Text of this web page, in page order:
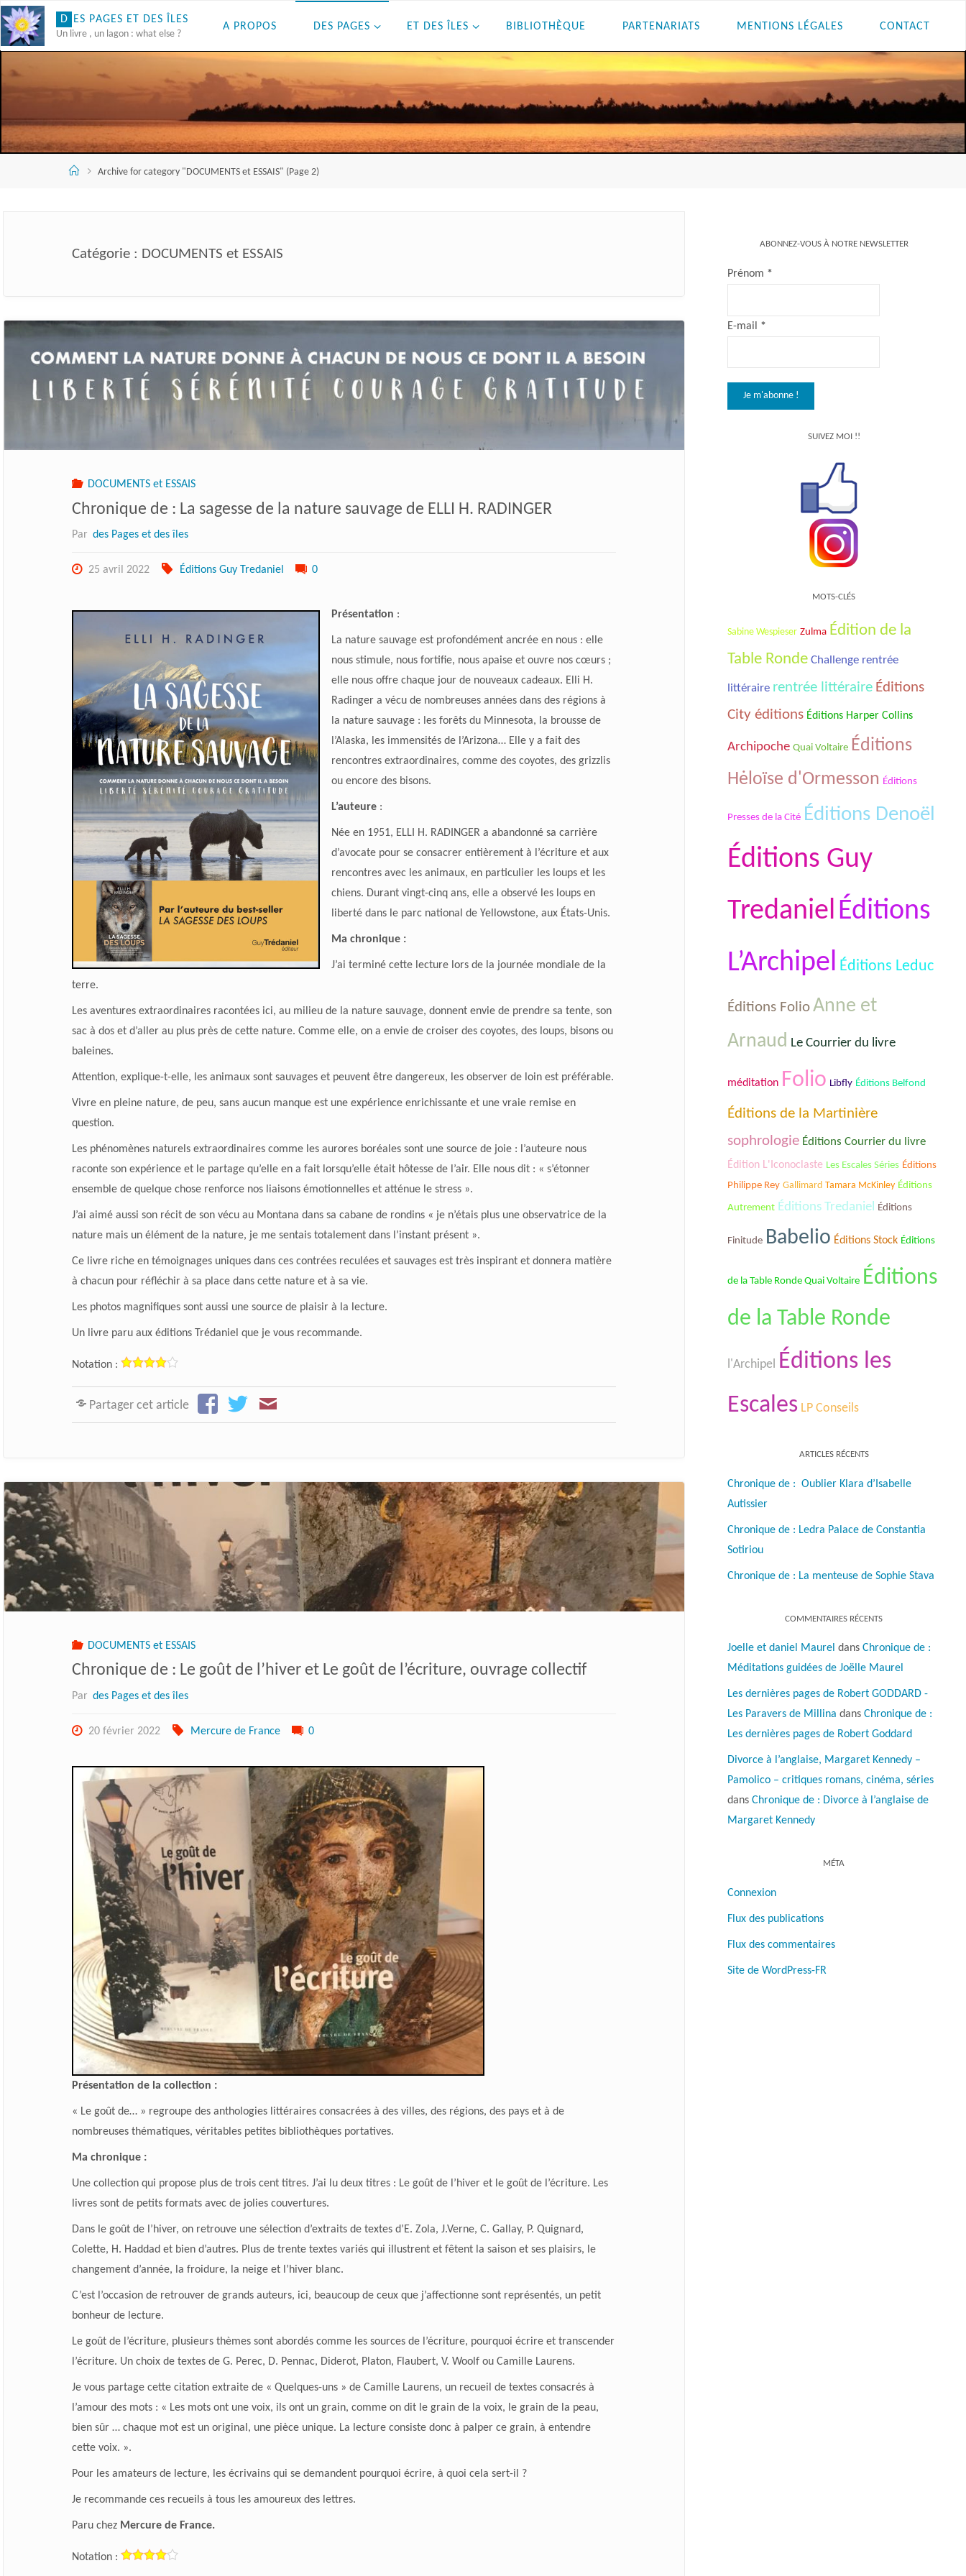
Skip
to
content
D ES PAGES ET DES LES
Un livre , un lagon : what else ?
A PROPOS DES PAGES ET DES ÎLES BIBLIOTHÈQUE PARTENARIATS MENTIONS LÉGALES CONTACT
AccueilArchive for category "DOCUMENTS et ESSAIS" (Page 2)
Catégorie : DOCUMENTS et ESSAIS
DOCUMENTS et ESSAIS
Chronique de : La sagesse de la nature sauvage de ELLI H. RADINGER
Par des Pages et des îles
25 avril 2022 Éditions Guy Tredaniel 0
Présentation :
La nature sauvage est profondément ancrée en nous : elle
nous stimule, nous fortifie, nous apaise et ouvre nos cœurs ;
elle nous offre chaque jour de nouveaux cadeaux. Elli H.
Radinger a vécu de nombreuses années dans des régions à
la nature sauvage : les forêts du Minnesota, la brousse de
l’Alaska, les immensités de l’Arizona… Elle y a fait des
rencontres extraordinaires, comme des coyotes, des grizzlis
ou encore des bisons.
L’auteure:
Née en 1951, ELLI H. RADINGER a abandonné sa carrière
d’avocate pour se consacrer entièrement à l’écriture et aux
rencontres avec les animaux, en particulier les loups et les
chiens. Durant vingt-cinq ans, elle a observé les loups en
liberté dans le parc national de Yellowstone, aux États-Unis.
Ma chronique :
J’ai terminé cette lecture lors de la journée mondiale de la
terre.
Les aventures extraordinaires racontées ici, au milieu de la nature sauvage, donnent envie de prendre sa tente, son
sac à dos et d’aller au plus près de cette nature. Comme elle, on a envie de croiser des coyotes, des loups, bisons ou
baleines.
Attention, explique-t-elle, les animaux sont sauvages et peuvent être dangereux, les observer de loin est préférable.
Vivre en pleine nature, de peu, sans aucun manque est une expérience enrichissante et une vraie remise en
question.
Les phénomènes naturels extraordinaires comme les aurores boréales sont une source de joie : l’auteure nous
raconte son expérience et le partage qu’elle en a fait lorsqu’elle était hôtesse de l’air. Elle nous dit : « s’étonner
ensemble de quelque chose renforce nos liaisons émotionnelles et atténue le stress ».
J’ai aimé aussi son récit de son vécu au Montana dans sa cabane de rondins « je n’étais plus une observatrice de la
nature mais un élément de la nature, je me sentais totalement dans l’instant présent ».
Ce livre riche en témoignages uniques dans ces contrées reculées et sauvages est très inspirant et donnera matière
à chacun pour réfléchir à sa place dans cette nature et à sa vie.
Les photos magnifiques sont aussi une source de plaisir à la lecture.
Un livre paru aux éditions Trédaniel que je vous recommande.
Notation :
Partager cet article
DOCUMENTS et ESSAIS
Chronique de : Le goût de l’hiver et Le goût de l’écriture, ouvrage collectif
Par des Pages et des îles
20 février 2022 Mercure de France 0
Présentation de la collection :
« Le goût de… » regroupe des anthologies littéraires consacrées à des villes, des régions, des pays et à de
nombreuses thématiques, véritables petites bibliothèques portatives.
Ma chronique :
Une collection qui propose plus de trois cent titres. J’ai lu deux titres : Le goût de l’hiver et le goût de l’écriture. Les
livres sont de petits formats avec de jolies couvertures.
Dans le goût de l’hiver, on retrouve une sélection d’extraits de textes d’E. Zola, J.Verne, C. Gallay, P. Quignard,
Colette, H. Haddad et bien d’autres. Plus de trente textes variés qui illustrent et fêtent la saison et ses plaisirs, le
changement d’année, la froidure, la neige et l’hiver blanc.
C’est l’occasion de retrouver de grands auteurs, ici, beaucoup de ceux que j’affectionne sont représentés, un petit
bonheur de lecture.
Le goût de l’écriture, plusieurs thèmes sont abordés comme les sources de l’écriture, pourquoi écrire et transcender
l’écriture. Un choix de textes de G. Perec, D. Pennac, Diderot, Platon, Flaubert, V. Woolf ou Camille Laurens.
Je vous partage cette citation extraite de « Quelques-uns » de Camille Laurens, un recueil de textes consacrés à
l’amour des mots : « Les mots ont une voix, ils ont un grain, comme on dit le grain de la voix, le grain de la peau,
bien sûr … chaque mot est un original, une pièce unique. La lecture consiste donc à palper ce grain, à entendre
cette voix. ».
Pour les amateurs de lecture, les écrivains qui se demandent pourquoi écrire, à quoi cela sert-il ?
Je recommande ces recueils à tous les amoureux des lettres.
Paru chez Mercure de France.
Notation :
ABONNEZ-VOUS À NOTRE NEWSLETTER
Prénom *
E-mail *
SUIVEZ MOI !!
MOTS-CLÉS
Sabine Wespieser Zulma Édition de la
Table Ronde Challenge rentrée
littéraire rentrée littéraire Éditions
City éditions Éditions Harper Collins
Archipoche Quai Voltaire Éditions
Hėloïse d'Ormesson Éditions
Presses de la Cité Éditions Denoël
Éditions Guy
Tredaniel Éditions
L’Archipel Éditions Leduc
Éditions FolioAnne et
Arnaud Le Courrier du livre
méditation Folio Libfly Éditions Belfond
Éditions de la Martinière
sophrologie Éditions Courrier du livre
Édition L'Iconoclaste Les Escales Séries Éditions
Philippe Rey Gallimard Tamara McKinley Éditions
Autrement Éditions Tredaniel Éditions
Finitude Babelio Éditions Stock Éditions
de la Table Ronde Quai Voltaire Éditions
de la Table Ronde
l'Archipel Éditions les
Escales LP Conseils
ARTICLES RÉCENTS
Chronique de : Oublier Klara d’Isabelle
Autissier
Chronique de : Ledra Palace de Constantia
Sotiriou
Chronique de : La menteuse de Sophie Stava
COMMENTAIRES RÉCENTS
Joelle et daniel Maurel dans Chronique de :
Méditations guidées de Joëlle Maurel
Les dernières pages de Robert GODDARD -
Les Paravers de Millina dans Chronique de :
Les dernières pages de Robert Goddard
Divorce à l’anglaise, Margaret Kennedy –
Pamolico – critiques romans, cinéma, séries
dans Chronique de : Divorce à l’anglaise de
Margaret Kennedy
MÉTA
Connexion
Flux des publications
Flux des commentaires
Site de WordPress-FR